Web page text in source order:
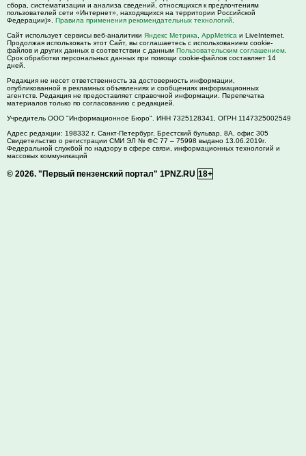
сбора, систематизации и анализа сведений, относящихся к предпочтениям
пользователей сети «Интернет», находящихся на территории Российской
Федерации)». Правила применения рекомендательных технологий
Сайт использует сервисы веб-аналитики Яндекс Метрика AppMetrica и LiveInternet.
Продолжая использовать этот Сайт, вы соглашаетесь с использованием cookie-
файлов и других данных в соответствии с данным Пользовательским соглашением
Срок обработки персональных данных при помощи cookie-файлов составляет 14
дней.
Редакция не несет ответственность за достоверность информации,
опубликованной в рекламных объявлениях и сообщениях информационных
агентств. Редакция не предоставляет справочной информации. Перепечатка
материалов только по согласованию с редакцией.
Учредитель ООО "Информационное Бюро". ИНН 7325128341, ОГРН 1147325002549
Адрес редакции: 198332 г. Санкт-Петербург, Брестский бульвар, 8А, офис 305
Свидетельство о регистрации СМИ ЭЛ № ФС 77 – 75998 выдано 13.06.2019г.
Федеральной службой по надзору в сфере связи, информационных технологий и
массовых коммуникаций
© 2026. "Первый пензенский портал" 1PNZ.RU 18+